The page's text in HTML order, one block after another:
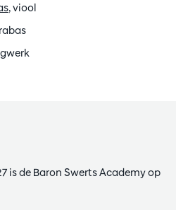
, viool
is de Baron Swerts Academy op